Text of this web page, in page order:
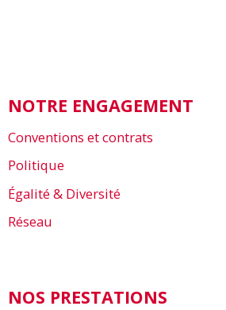
NOTRE ENGAGEMENT
Conventions et contrats
Politique
Égalité & Diversité
Réseau
NOS PRESTATIONS